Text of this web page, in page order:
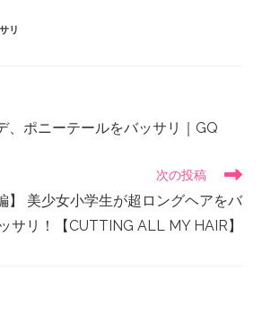
リ
、ポニーテールをバッサリ｜GQ
次の投稿
】 美少女小学生が超ロングヘアをバ
ッサリ！【CUTTING ALL MY HAIR】